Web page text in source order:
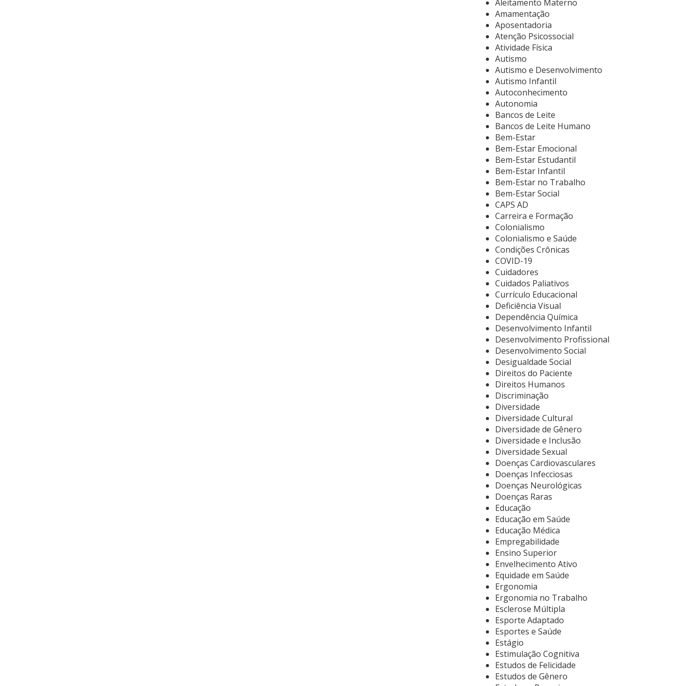
Aleitamento Materno
Amamentação
Aposentadoria
Atenção Psicossocial
Atividade Física
Autismo
Autismo e Desenvolvimento
Autismo Infantil
Autoconhecimento
Autonomia
Bancos de Leite
Bancos de Leite Humano
Bem-Estar
Bem-Estar Emocional
Bem-Estar Estudantil
Bem-Estar Infantil
Bem-Estar no Trabalho
Bem-Estar Social
CAPS AD
Carreira e Formação
Colonialismo
Colonialismo e Saúde
Condições Crônicas
COVID-19
Cuidadores
Cuidados Paliativos
Currículo Educacional
Deficiência Visual
Dependência Química
Desenvolvimento Infantil
Desenvolvimento Profissional
Desenvolvimento Social
Desigualdade Social
Direitos do Paciente
Direitos Humanos
Discriminação
Diversidade
Diversidade Cultural
Diversidade de Gênero
Diversidade e Inclusão
Diversidade Sexual
Doenças Cardiovasculares
Doenças Infecciosas
Doenças Neurológicas
Doenças Raras
Educação
Educação em Saúde
Educação Médica
Empregabilidade
Ensino Superior
Envelhecimento Ativo
Equidade em Saúde
Ergonomia
Ergonomia no Trabalho
Esclerose Múltipla
Esporte Adaptado
Esportes e Saúde
Estágio
Estimulação Cognitiva
Estudos de Felicidade
Estudos de Gênero